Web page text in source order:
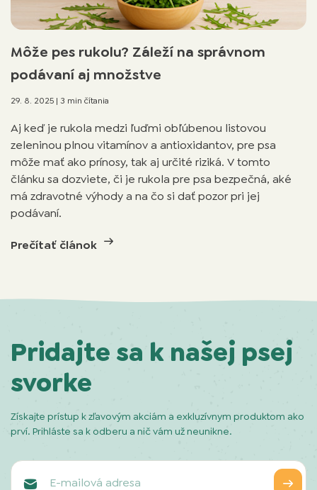
Môže pes rukolu? Záleží na správnom
podávaní aj množstve
29. 8. 2025 | 3 min čítania
Aj keď je rukola medzi ľuďmi obľúbenou listovou
zeleninou plnou vitamínov a antioxidantov, pre psa
môže mať ako prínosy, tak aj určité riziká. V tomto
článku sa dozviete, či je rukola pre psa bezpečná, aké
má zdravotné výhody a na čo si dať pozor pri jej
podávaní.
Prečítať článok
Pridajte sa k našej psej
svorke
Získajte prístup k zľavovým akciám a exkluzívnym produktom ako
prví. Prihláste sa k odberu a nič vám už neunikne.